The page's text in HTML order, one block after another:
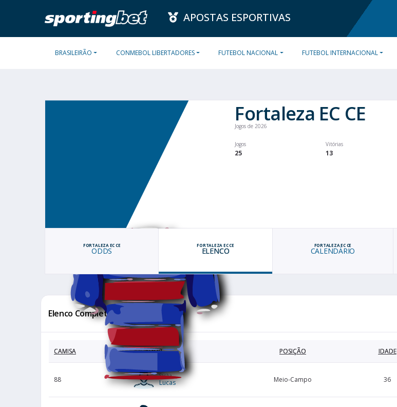
APOSTAS ESPORTIVAS
BRASILEIRÃO CONMEBOL LIBERTADORES FUTEBOL NACIONAL FUTEBOL INTERNACIONAL
Fortaleza EC CE
Jogos de 2026
Jogos
25
Vitórias
13
FORTALEZA EC CE
ODDS
FORTALEZA EC CE
ELENCO
FORTALEZA EC CE
CALENDÁRIO
Elenco Completo
CAMISA JOGADOR POSIÇÃO IDADE
88 Sasha
Lucas Meio-Campo 36